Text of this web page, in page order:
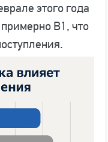
этого года
B1, что